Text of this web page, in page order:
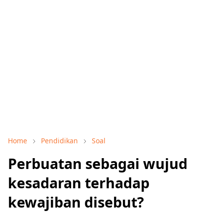
Home Pendidikan Soal
Perbuatan sebagai wujud
kesadaran terhadap
kewajiban disebut?